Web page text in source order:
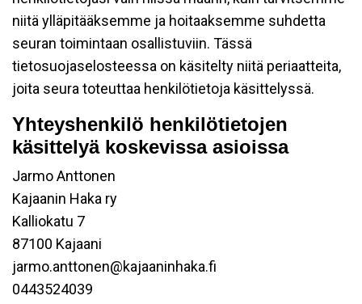
niitä ylläpitääksemme ja hoitaaksemme suhdetta
seuran toimintaan osallistuviin. Tässä
tietosuojaselosteessa on käsitelty niitä periaatteita,
joita seura toteuttaa henkilötietoja käsittelyssä.
Yhteyshenkilö henkilötietojen
käsittelyä koskevissa asioissa
Jarmo Anttonen
Kajaanin Haka ry
Kalliokatu 7
87100 Kajaani
jarmo.anttonen@kajaaninhaka.fi
0443524039